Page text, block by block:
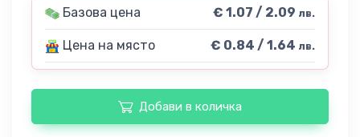
Базова цена € 1.07 / 2.09 лв.
Цена на място € 0.84 / 1.64 лв.
Добави в количка